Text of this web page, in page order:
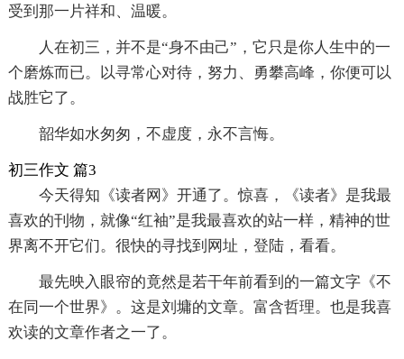
受到那一片祥和、温暖。
人在初三，并不是“身不由己”，它只是你人生中的一
个磨炼而已。以寻常心对待，努力、勇攀高峰，你便可以
战胜它了。
韶华如水匆匆，不虚度，永不言悔。
初三作文 篇3
今天得知《读者网》开通了。惊喜，《读者》是我最
喜欢的刊物，就像“红袖”是我最喜欢的站一样，精神的世
界离不开它们。很快的寻找到网址，登陆，看看。
最先映入眼帘的竟然是若干年前看到的一篇文字《不
在同一个世界》。这是刘墉的文章。富含哲理。也是我喜
欢读的文章作者之一了。